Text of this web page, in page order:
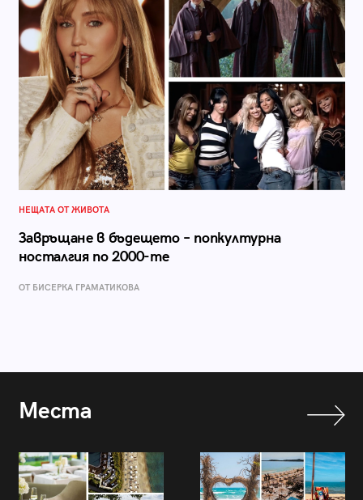
НЕЩАТА ОТ ЖИВОТА
Завръщане в бъдещето – попкултурна
носталгия по 2000-те
ОТ БИСЕРКА ГРАМАТИКОВА
Места